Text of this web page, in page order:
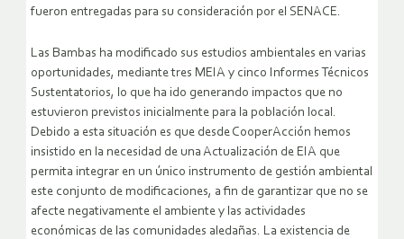
fueron entregadas para su consideración por el SENACE.
Las Bambas ha modificado sus estudios ambientales en varias
oportunidades, mediante tres MEIA y cinco Informes Técnicos
Sustentatorios, lo que ha ido generando impactos que no
estuvieron previstos inicialmente para la población local.
Debido a esta situación es que desde CooperAcción hemos
insistido en la necesidad de una Actualización de EIA que
permita integrar en un único instrumento de gestión ambiental
este conjunto de modificaciones, a fin de garantizar que no se
afecte negativamente el ambiente y las actividades
económicas de las comunidades aledañas. La existencia de